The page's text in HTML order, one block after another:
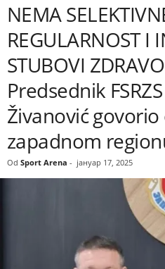
NEMA
REGULARNOST I
STUBOVI
Predsednik
Živanović
zapadnom
Od Sport Arena - јануар 17, 2025